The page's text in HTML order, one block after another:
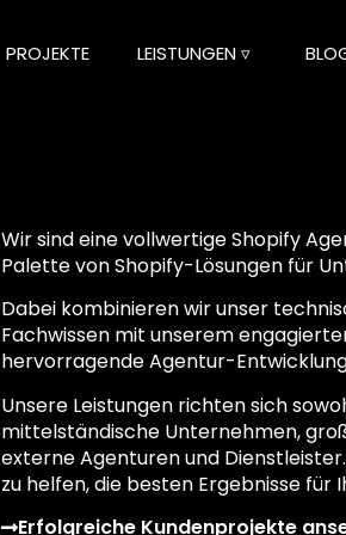
PROJEKTE LEISTUNGEN ▿
Wir sind eine vollwertige Shopify
Palette von Shopify-Lösungen für
Dabei kombinieren wir unser
Fachwissen mit unserem
hervorragende Agentur-
Unsere Leistungen richten sich
mittelständische Unternehmen,
externe Agenturen und
zu helfen, die besten Ergebnisse für
Erfolgreiche Kundenprojekte